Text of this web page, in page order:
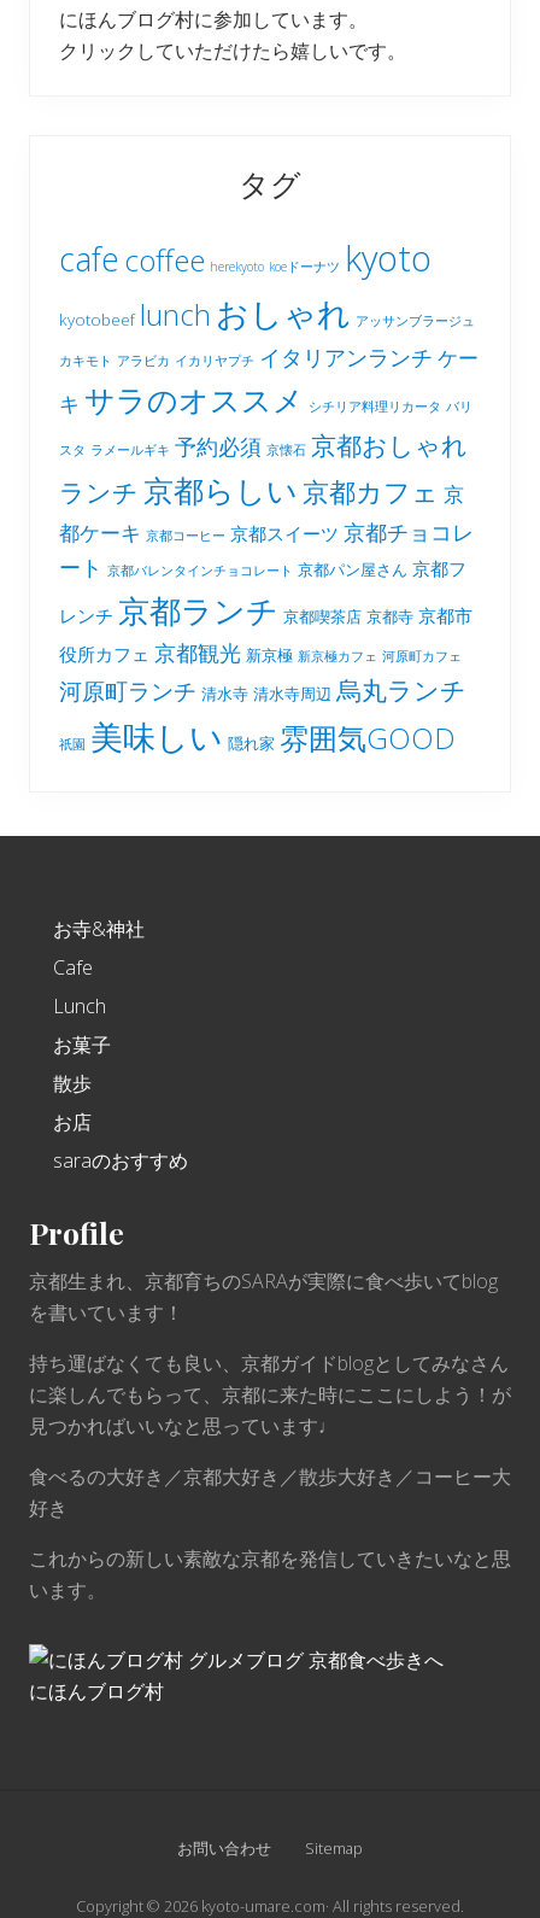
にほんブログ村に参加しています。
クリックしていただけたら嬉しいです。
タグ
cafe coffee herekyoto koeドーナツ kyoto
kyotobeef lunch おしゃれ アッサンブラージュ
カキモト アラビカ イカリヤプチ イタリアンランチ ケー
キ サラのオススメ シチリア料理リカータ バリ
スタ ラメールギキ 予約必須 京懐石 京都おしゃれ
ランチ 京都らしい 京都カフェ 京
都ケーキ 京都コーヒー 京都スイーツ 京都チョコレ
ート 京都バレンタインチョコレート 京都パン屋さん 京都フ
レンチ 京都ランチ 京都喫茶店 京都寺 京都市
役所カフェ 京都観光 新京極 新京極カフェ 河原町カフェ
河原町ランチ 清水寺 清水寺周辺 烏丸ランチ
祇園 美味しい 隠れ家 雰囲気GOOD
お寺&神社
Cafe
Lunch
お菓子
散歩
お店
saraのおすすめ
Profile
京都生まれ、京都育ちのSARAが実際に食べ歩いてblog
を書いています！
持ち運ばなくても良い、京都ガイドblogとしてみなさん
に楽しんでもらって、京都に来た時にここにしよう！が
見つかればいいなと思っています♩
食べるの大好き／京都大好き／散歩大好き／コーヒー大
好き
これからの新しい素敵な京都を発信していきたいなと思
います。
にほんブログ村
お問い合わせ Sitemap
Copyright © 2026 kyoto-umare.com· All rights reserved.